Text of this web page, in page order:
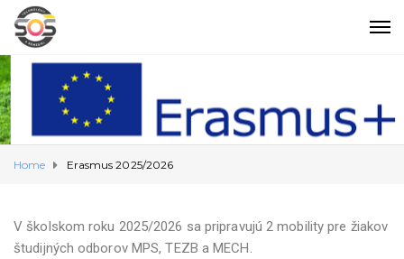
Home Erasmus 2025/2026
V školskom roku 2025/2026 sa pripravujú 2 mobility pre žiakov
študijných odborov MPS, TEZB a MECH.